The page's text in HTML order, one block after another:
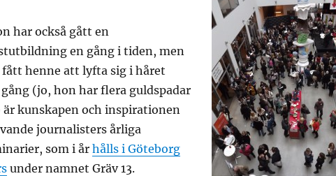
har också gått en
en gång i tiden, men
fått henne att lyfta sig i håret
gång (jo, hon har flera guldspadar
kunskapen och inspirationen
journalisters årliga
som i år hålls i Göteborg
under namnet Gräv 13.